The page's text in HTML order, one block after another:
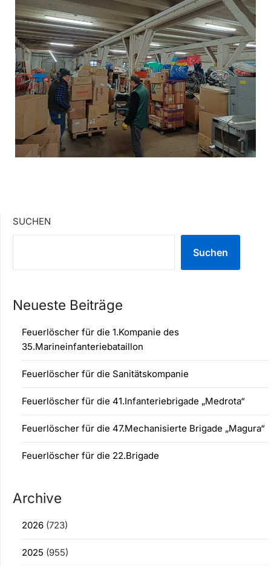
SUCHEN
Suchen
Neueste Beiträge
Feuerlöscher für die 1.Kompanie des
35.Marineinfanteriebataillon
Feuerlöscher für die Sanitätskompanie
Feuerlöscher für die 41.Infanteriebrigade „Medrota“
Feuerlöscher für die 47.Mechanisierte Brigade „Magura“
Feuerlöscher für die 22.Brigade
Archive
2026 (723)
2025 (955)